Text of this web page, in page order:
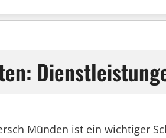
Münden ist ein wichtiger